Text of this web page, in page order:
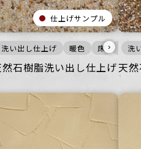
商業空間
ス 住空間 商業空間 宿泊施設
つ その他 オフィス 住空間
仕上げサンプル
洗い出し仕上げ 暖色 床 ごつ
›
石樹脂洗い出し仕上げ
洗
天